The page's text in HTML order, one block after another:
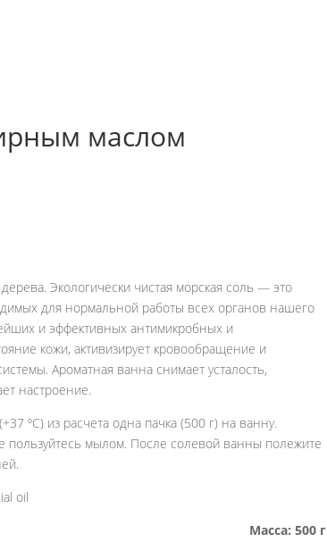
маслом
Экологически чистая морская соль — это
для нормальной работы всех органов нашего
и эффективных антимикробных и
кожи, активизирует кровообращение и
Ароматная ванна снимает усталость,
настроение.
ºС) из расчета одна пачка (500 г) на ванну.
мылом. После солевой ванны полежите
oil
Масса: 500 г